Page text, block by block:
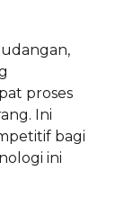
proses
Ini
bagi
ini